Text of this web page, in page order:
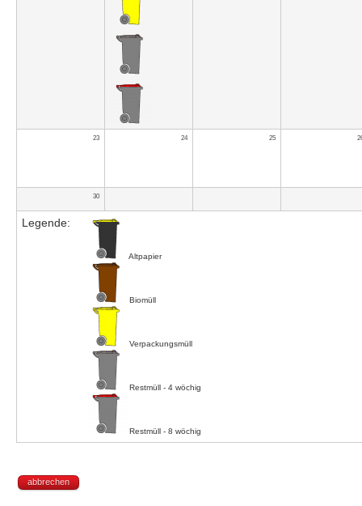
23 24 25
30
Legende:
Altpapier
Biomüll
Verpackungsmüll
Restmüll - 4 wöchig
Restmüll - 8 wöchig
abbrechen